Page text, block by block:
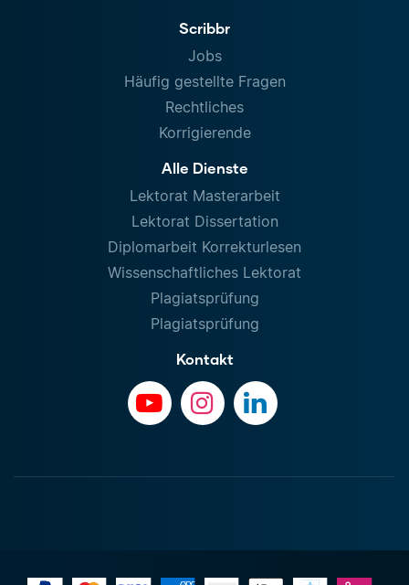
Scribbr
Jobs
Häufig gestellte Fragen
Rechtliches
Korrigierende
Alle Dienste
Lektorat Masterarbeit
Lektorat Dissertation
Diplomarbeit Korrekturlesen
Wissenschaftliches Lektorat
Plagiatsprüfung
Plagiatsprüfung
Kontakt